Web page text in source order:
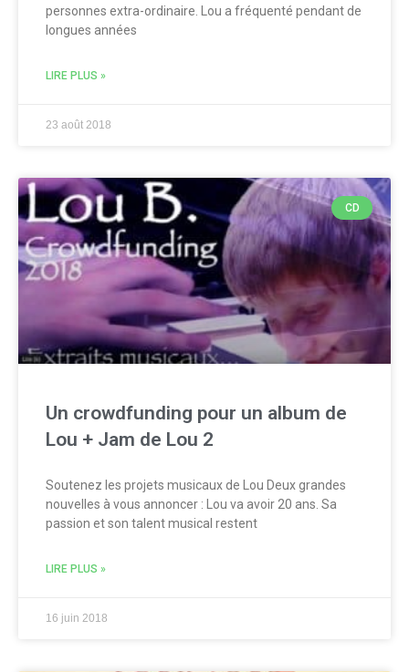
personnes extra-ordinaire. Lou a fréquenté pendant de
longues années
LIRE PLUS »
23 août 2018
CD
Un crowdfunding pour un album de
Lou + Jam de Lou 2
Soutenez les projets musicaux de Lou Deux grandes
nouvelles à vous annoncer : Lou va avoir 20 ans. Sa
passion et son talent musical restent
LIRE PLUS »
16 juin 2018